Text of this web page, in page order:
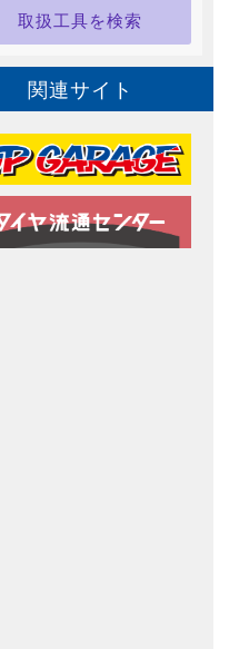
取扱工具を検索
関連サイト